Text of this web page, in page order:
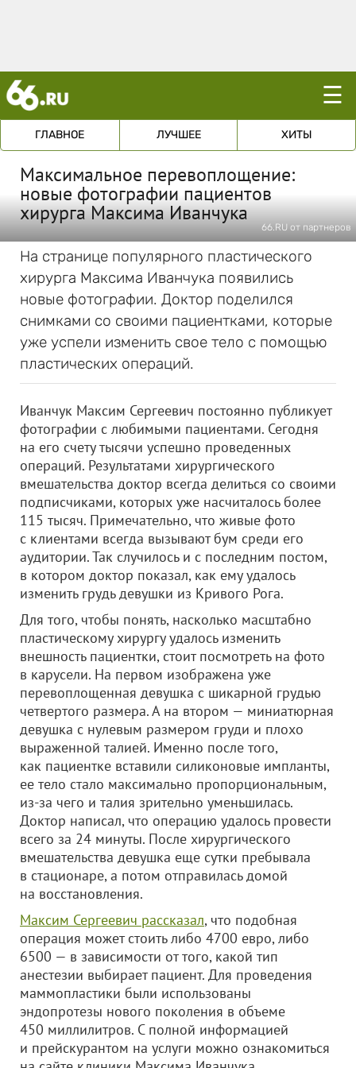
☰
ГЛАВНОЕ ЛУЧШЕЕ ХИТЫ
Максимальное перевоплощение:
новые фотографии пациентов
хирурга Максима Иванчука
66.RU от партнеров
На странице популярного пластического
хирурга Максима Иванчука появились
новые фотографии. Доктор поделился
снимками со своими пациентками, которые
уже успели изменить свое тело с помощью
пластических операций.
Иванчук Максим Сергеевич постоянно публикует
фотографии с любимыми пациентами. Сегодня
на его счету тысячи успешно проведенных
операций. Результатами хирургического
вмешательства доктор всегда делиться со своими
подписчиками, которых уже насчиталось более
115 тысяч. Примечательно, что живые фото
с клиентами всегда вызывают бум среди его
аудитории. Так случилось и с последним постом,
в котором доктор показал, как ему удалось
изменить грудь девушки из Кривого Рога.
Для того, чтобы понять, насколько масштабно
пластическому хирургу удалось изменить
внешность пациентки, стоит посмотреть на фото
в карусели. На первом изображена уже
перевоплощенная девушка с шикарной грудью
четвертого размера. А на втором — миниатюрная
девушка с нулевым размером груди и плохо
выраженной талией. Именно после того,
как пациентке вставили силиконовые импланты,
ее тело стало максимально пропорциональным,
из-за чего и талия зрительно уменьшилась.
Доктор написал, что операцию удалось провести
всего за 24 минуты. После хирургического
вмешательства девушка еще сутки пребывала
в стационаре, а потом отправилась домой
на восстановления.
Максим Сергеевич рассказал, что подобная
операция может стоить либо 4700 евро, либо
6500 — в зависимости от того, какой тип
анестезии выбирает пациент. Для проведения
маммопластики были использованы
эндопротезы нового поколения в объеме
450 миллилитров. С полной информацией
и прейскурантом на услуги можно ознакомиться